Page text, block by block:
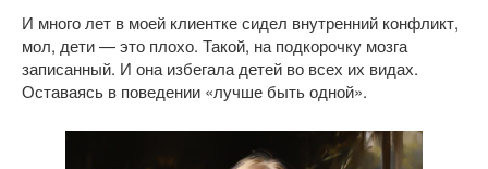
И много лет в моей клиентке сидел внутренний конфликт,
мол, дети — это плохо. Такой, на подкорочку мозга
записанный. И она избегала детей во всех их видах.
Оставаясь в поведении «лучше быть одной».